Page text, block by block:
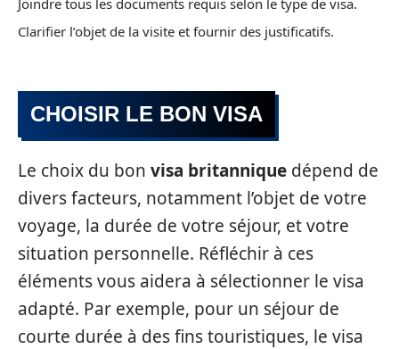
Clarifier l’objet de la visite et fournir des justificatifs.
CHOISIR LE BON VISA
Le choix du bon visa britannique dépend de
divers facteurs, notamment l’objet de votre
voyage, la durée de votre séjour, et votre
situation personnelle. Réfléchir à ces
éléments vous aidera à sélectionner le visa
adapté. Par exemple, pour un séjour de
courte durée à des fins touristiques, le visa